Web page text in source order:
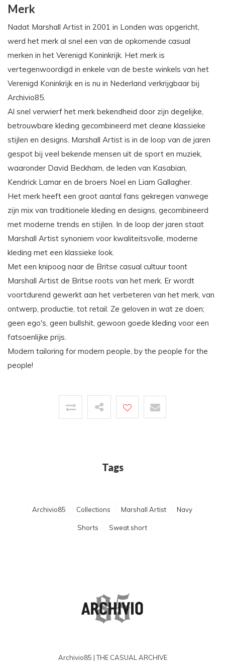
Merk
Nadat Marshall Artist in 2001 in Londen was opgericht,
werd het merk al snel een van de opkomende casual
merken in het Verenigd Koninkrijk. Het merk is
vertegenwoordigd in enkele van de beste winkels van het
Verenigd Koninkrijk en is nu in Nederland verkrijgbaar bij
Archivio85.
Al snel verwierf het merk bekendheid door zijn degelijke,
betrouwbare kleding gecombineerd met cleane klassieke
stijlen en designs. Marshall Artist is in de loop van de jaren
gespot bij veel bekende mensen uit de sport en muziek,
waaronder David Beckham, de leden van Kasabian,
Kendrick Lamar en de broers Noel en Liam Gallagher.
Het merk heeft een groot aantal fans gekregen vanwege
zijn mix van traditionele kleding en designs, gecombineerd
met moderne trends en stijlen. In de loop der jaren staat
Marshall Artist synoniem voor kwaliteitsvolle, moderne
kleding met een klassieke look.
Met een knipoog naar de Britse casual cultuur toont
Marshall Artist de Britse roots van het merk. Er wordt
voortdurend gewerkt aan het verbeteren van het merk, van
ontwerp, productie, tot retail. Ze geloven in wat ze doen;
geen ego's, geen bullshit, gewoon goede kleding voor een
fatsoenlijke prijs.
Modern tailoring for modern people, by the people for the
people!
Tags
Archivio85 Collections Marshall Artist Navy
Shorts Sweat short
Archivio85 | THE CASUAL ARCHIVE